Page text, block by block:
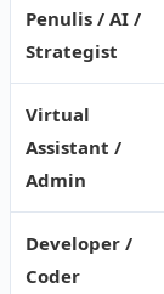
Penulis / AI /
Strategist
Virtual
Assistant /
Admin
Developer /
Coder